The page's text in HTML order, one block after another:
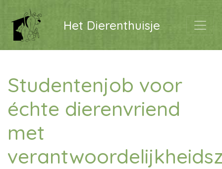
Het Dierenthuisje
Studentenjob voor
échte dierenvriend
met